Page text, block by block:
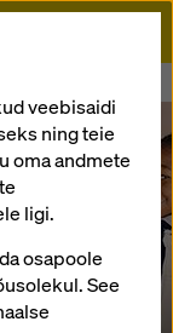
veebisaidi
ning teie
oma andmete
ligi.
osapoole
See